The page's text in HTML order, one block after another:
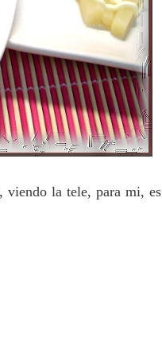
viendo la tele, para mi, es